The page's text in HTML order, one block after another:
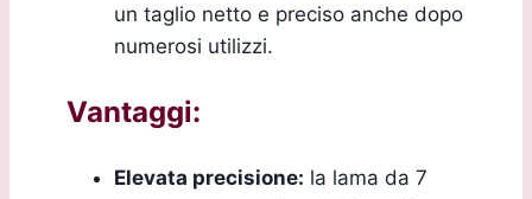
un taglio netto e preciso anche dopo
numerosi utilizzi.
Vantaggi:
Elevata precisione: la lama da 7